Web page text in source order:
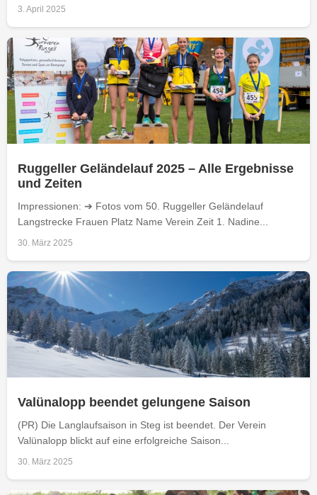
3. April 2025
Ruggeller Geländelauf 2025 – Alle Ergebnisse
und Zeiten
Impressionen: ➔ Fotos vom 50. Ruggeller Geländelauf
Langstrecke Frauen Platz Name Verein Zeit 1. Nadine...
30. März 2025
Valünalopp beendet gelungene Saison
(PR) Die Langlaufsaison in Steg ist beendet. Der Verein
Valünalopp blickt auf eine erfolgreiche Saison...
30. März 2025